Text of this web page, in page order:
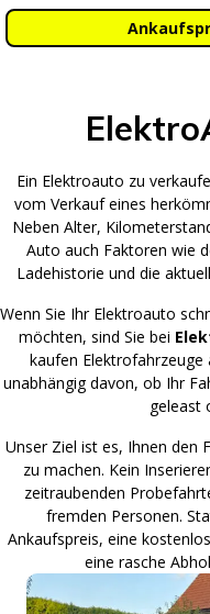
Ein Elektroauto zu
vom Verkauf eines
Neben Alter,
Auto auch Faktoren wie
Ladehistorie und die
Wenn Sie Ihr Elektroauto
möchten, sind Sie bei
kaufen Elektrofahrzeuge
unabhängig davon, ob Ihr
geleast
Unser Ziel ist es, Ihnen den
zu machen. Kein
zeitraubenden
fremden Personen.
Ankaufspreis, eine
eine rasche